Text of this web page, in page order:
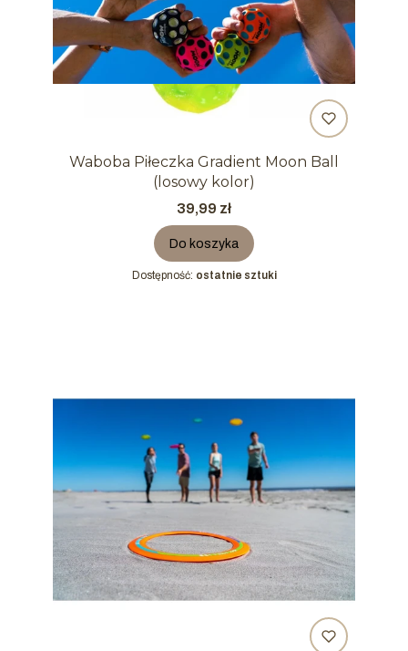
Waboba Piłeczka Gradient Moon Ball
(losowy kolor)
Cena
39,99 zł
Do koszyka
Dostępność: ostatnie sztuki